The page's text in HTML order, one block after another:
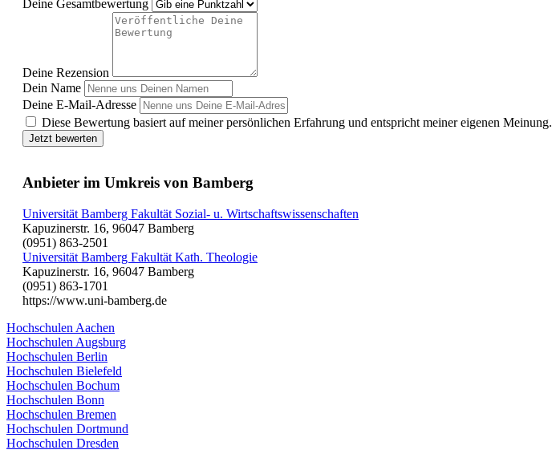
Deine Gesamtbewertung
Deine Rezension
Dein Name
Deine E-Mail-Adresse
Diese Bewertung basiert auf meiner persönlichen Erfahrung und entspricht meiner eigenen Meinung.
Jetzt bewerten
Anbieter im Umkreis von Bamberg
Universität Bamberg Fakultät Sozial- u. Wirtschaftswissenschaften
Kapuzinerstr. 16, 96047 Bamberg
(0951) 863-2501
Universität Bamberg Fakultät Kath. Theologie
Kapuzinerstr. 16, 96047 Bamberg
(0951) 863-1701
https://www.uni-bamberg.de
Hochschulen Aachen
Hochschulen Augsburg
Hochschulen Berlin
Hochschulen Bielefeld
Hochschulen Bochum
Hochschulen Bonn
Hochschulen Bremen
Hochschulen Dortmund
Hochschulen Dresden